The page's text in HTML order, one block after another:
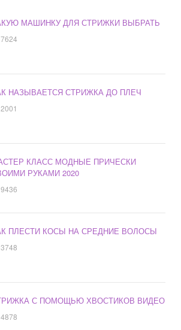
МАШИНКУ ДЛЯ СТРИЖКИ ВЫБРАТЬ
7624
НАЗЫВАЕТСЯ СТРИЖКА ДО ПЛЕЧ
2001
КЛАСС МОДНЫЕ ПРИЧЕСКИ
РУКАМИ 2020
9436
ПЛЕСТИ КОСЫ НА СРЕДНИЕ ВОЛОСЫ
3748
С ПОМОЩЬЮ ХВОСТИКОВ ВИДЕО
4878